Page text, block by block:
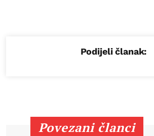
Podijeli članak:
Povezani članci